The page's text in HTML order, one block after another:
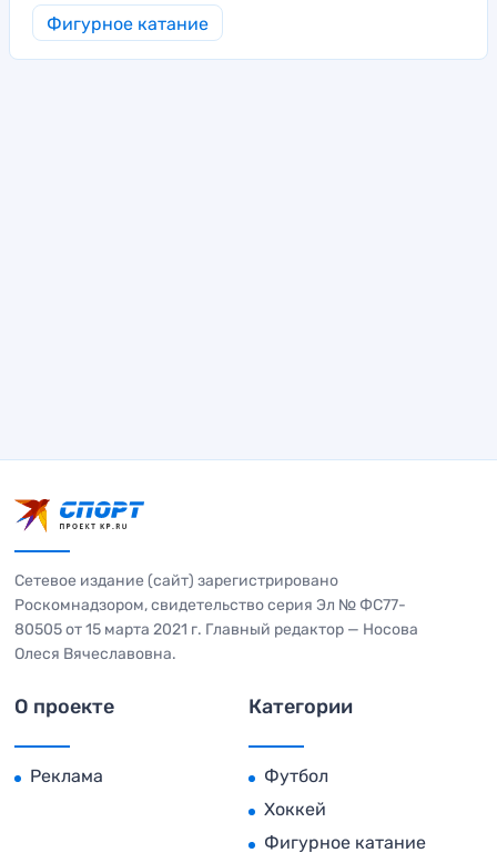
Фигурное катание
Сетевое издание (сайт) зарегистрировано
Роскомнадзором, свидетельство серия Эл № ФС77-
80505 от 15 марта 2021 г. Главный редактор — Носова
Олеся Вячеславовна.
О проекте
Реклама
Категории
Футбол
Хоккей
Фигурное катание